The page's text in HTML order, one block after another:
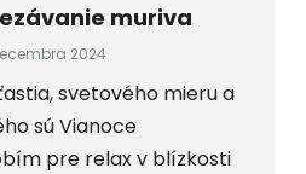
muriva
2024
svetového mieru a
sú Vianoce
pre relax v blízkosti